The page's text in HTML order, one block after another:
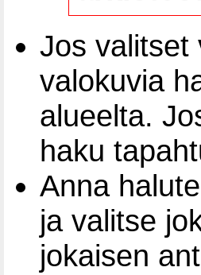
Jos valitset
valokuvia
alueelta.
haku
Anna
ja valitse
jokaisen